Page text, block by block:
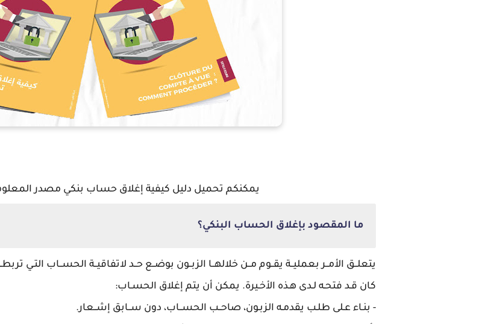
يمكنكم تحميل دليل كيفية إغلاق حساب بنكي مصدر
ما المقصود بإغلاق الحساب البنكي؟
يتعلــق الأمــر بعمليــة يقــوم مــن خلالهــا الزبــون بوضــع حــد لاتفاقيــة الحســاب
كان قـد فتحـه لـدى هـذه الأخـيرة. يمكن أن يتم إغلاق الحسـاب:
- بنـاء عـلى طلـب يقدمـه الزبـون، صاحــب الحســاب، دون ســابق إشــعار.